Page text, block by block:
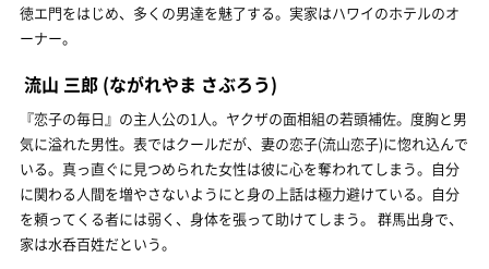
徳エ門をはじめ、多くの男達を魅了する。実家はハワイのホテルのオ
ーナー。
流山 三郎 (ながれやま さぶろう)
『恋子の毎日』の主人公の1人。ヤクザの面相組の若頭補佐。度胸と男
気に溢れた男性。表ではクールだが、妻の恋子(流山恋子)に惚れ込んで
いる。真っ直ぐに見つめられた女性は彼に心を奪われてしまう。自分
に関わる人間を増やさないようにと身の上話は極力避けている。自分
を頼ってくる者には弱く、身体を張って助けてしまう。 群馬出身で、
家は水呑百姓だという。